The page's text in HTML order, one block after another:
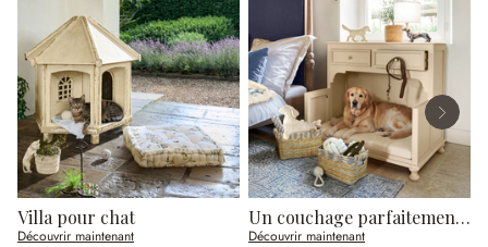
Villa pour chat
Découvrir maintenant
Un couchage parfaitement intégré
Découvrir maintenant